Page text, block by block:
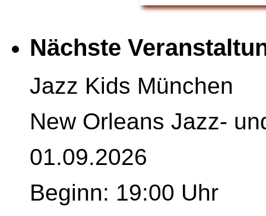
Nächste
Jazz Kids München
New Orleans Jazz-
01.09.2026
Beginn: 19:00 Uhr